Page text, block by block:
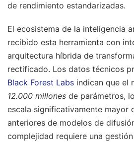
de rendimiento estandarizadas.
El ecosistema de la inteligencia
recibido esta herramienta con
arquitectura híbrida de
rectificado. Los datos técnicos
Black Forest Labs indican que el
12.000 millones de parámetros,
escala significativamente mayor
anteriores de modelos de
complejidad requiere una